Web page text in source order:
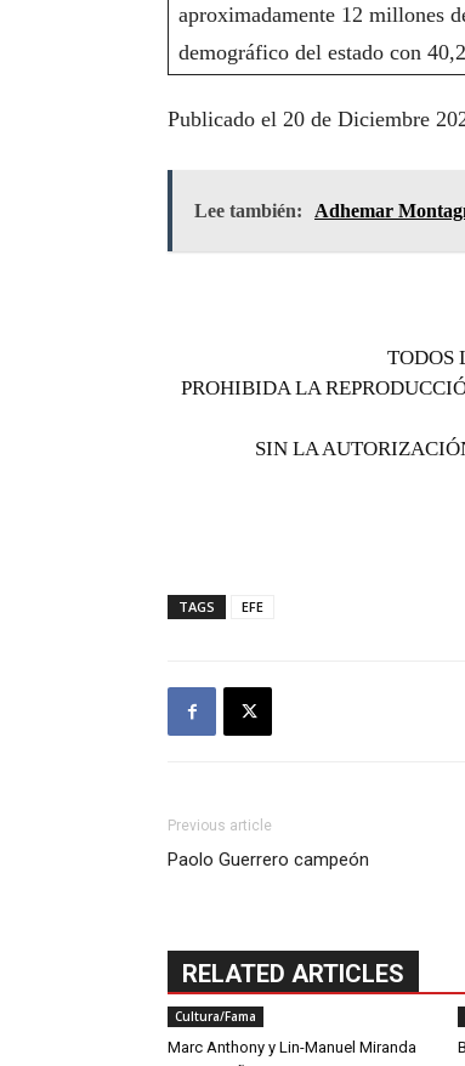
aproximadamente 12 millones
demográfico del estado con
Publicado el 20 de Diciembre
Lee también: Adhemar
TODOS
PROHIBIDA LA
SIN LA
TAGS EFE
Previous article
Paolo Guerrero campeón
RELATED ARTICLES
Cultura/Fama
Marc Anthony y Lin-Manuel Miranda